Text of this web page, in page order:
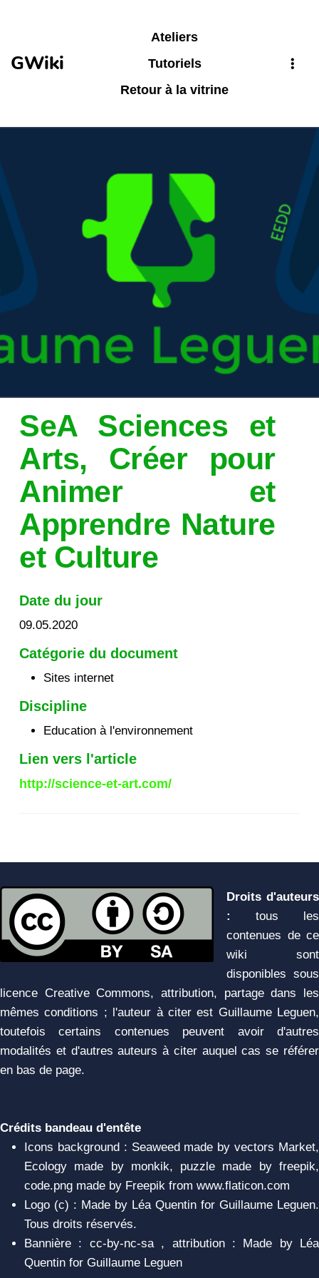
GWiki
Ateliers
Tutoriels
Retour à la vitrine
SeA Sciences et
Arts, Créer pour
Animer et
Apprendre Nature
et Culture
Date du jour
09.05.2020
Catégorie du document
Sites internet
Discipline
Education à l'environnement
Lien vers l'article
http://science-et-art.com/
Droits d'auteurs
:
tous les
contenues de ce
wiki sont
disponibles sous
licence Creative Commons, attribution, partage dans les
mêmes conditions ; l'auteur à citer est Guillaume Leguen,
toutefois certains contenues peuvent avoir d'autres
modalités et d'autres auteurs à citer auquel cas se référer
en bas de page.
Crédits bandeau d'entête
Icons background : Seaweed made by vectors Market,
Ecology made by monkik, puzzle made by freepik,
code.png made by Freepik from www.flaticon.com
Logo (c) : Made by Léa Quentin for Guillaume Leguen.
Tous droits réservés.
Bannière : cc-by-nc-sa , attribution : Made by Léa
Quentin for Guillaume Leguen